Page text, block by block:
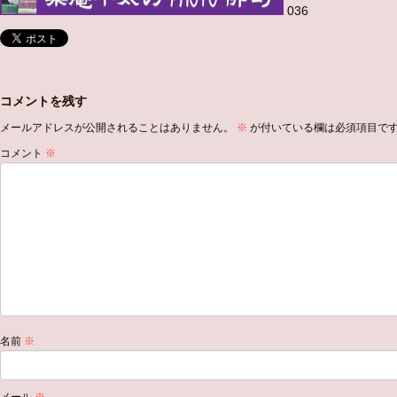
036
コメントを残す
メールアドレスが公開されることはありません。 ※ が付いている欄は必須項目で
コメント ※
名前 ※